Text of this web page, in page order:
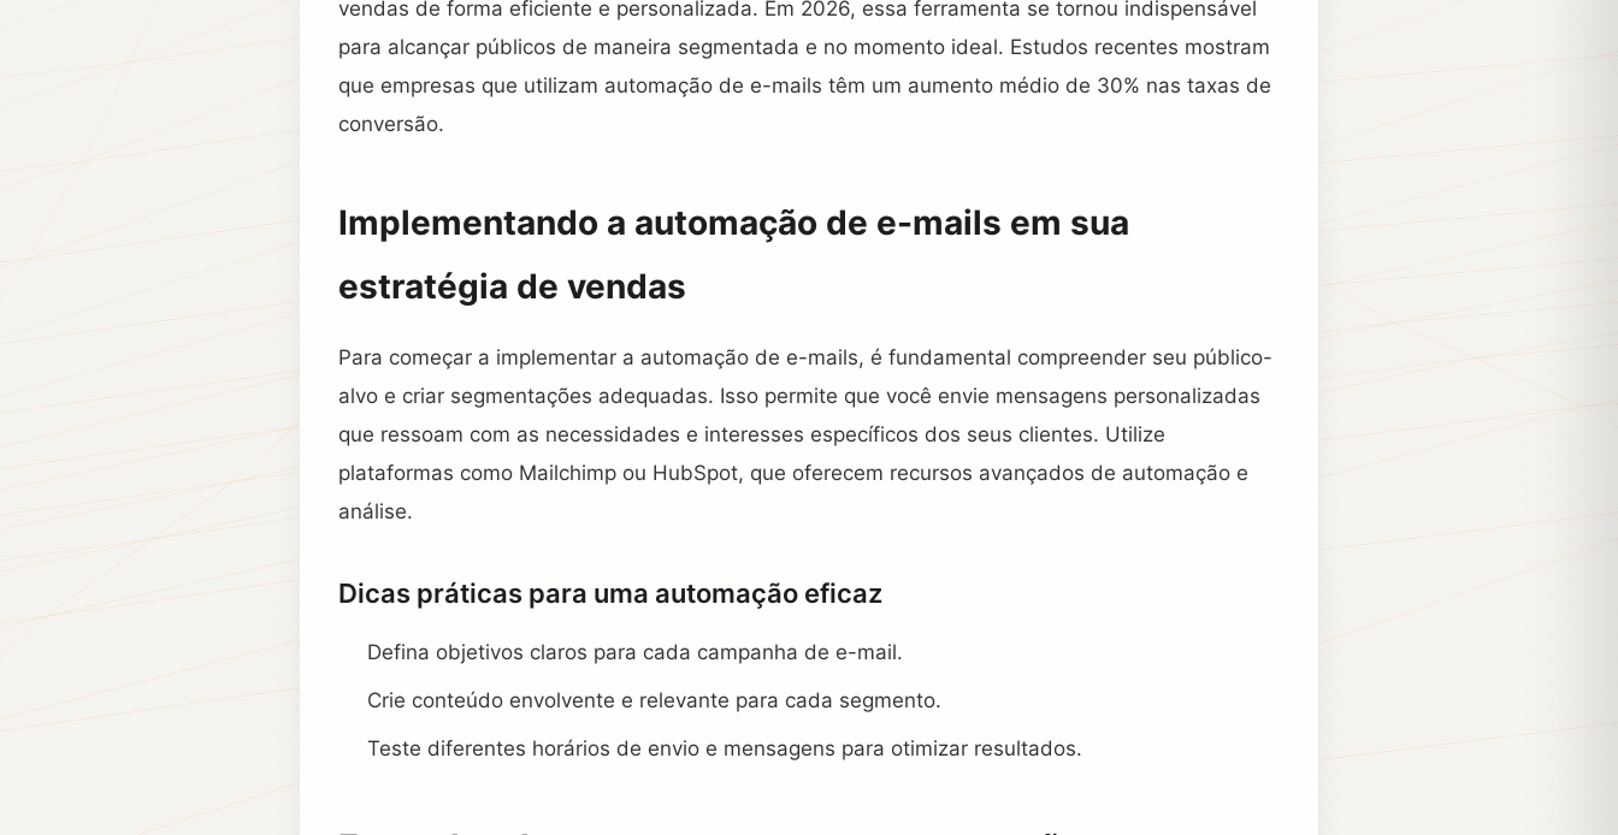
vendas de forma eficiente e personalizada. Em 2026, essa ferramenta se tornou indispensável
para alcançar públicos de maneira segmentada e no momento ideal. Estudos recentes mostram
que empresas que utilizam automação de e-mails têm um aumento médio de 30% nas taxas de
conversão.
Implementando a automação de e-mails em sua
estratégia de vendas
Para começar a implementar a automação de e-mails, é fundamental compreender seu público-
alvo e criar segmentações adequadas. Isso permite que você envie mensagens personalizadas
que ressoam com as necessidades e interesses específicos dos seus clientes. Utilize
plataformas como Mailchimp ou HubSpot, que oferecem recursos avançados de automação e
análise.
Dicas práticas para uma automação eficaz
Defina objetivos claros para cada campanha de e-mail.
Crie conteúdo envolvente e relevante para cada segmento.
Teste diferentes horários de envio e mensagens para otimizar resultados.